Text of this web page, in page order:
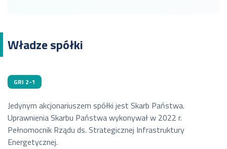
Władze spółki
GRI 2-1
Jedynym akcjonariuszem spółki jest Skarb Państwa.
Uprawnienia Skarbu Państwa wykonywał w 2022 r.
Pełnomocnik Rządu ds. Strategicznej Infrastruktury
Energetycznej.